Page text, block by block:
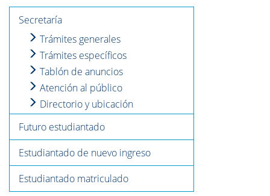
Secretaría
Trámites generales
Trámites específicos
Tablón de anuncios
Atención al público
Directorio y ubicación
Futuro estudiantado
Estudiantado de nuevo ingreso
Estudiantado matriculado